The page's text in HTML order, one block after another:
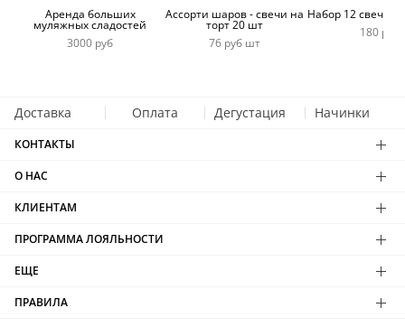
Аренда больших
муляжных сладостей
3000 руб
Ассорти шаров - свечи на
торт 20 шт
76 руб шт
Набор 12 свечей
180 руб
Доставка Оплата Дегустация Начинки
КОНТАКТЫ
О НАС
КЛИЕНТАМ
ПРОГРАММА ЛОЯЛЬНОСТИ
ЕЩЕ
ПРАВИЛА